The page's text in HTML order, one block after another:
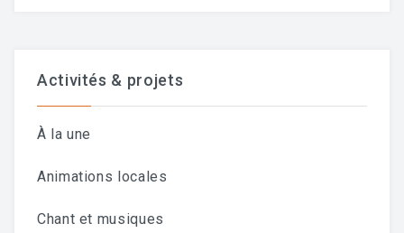
Activités & projets
À la une
Animations locales
Chant et musiques